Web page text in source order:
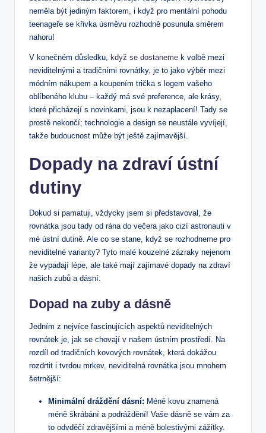
neměla být jediným faktorem, i když pro mentální pohodu
teenageře se křivka úsměvu rozhodně posunula směrem
nahoru!
V konečném důsledku, když se dostaneme k volbě mezi
neviditelnými a tradičními rovnátky, je to jako výběr mezi
módním nákupem a koupením trička s logem vašeho
oblíbeného klubu – každý má své preference, ale krásy,
které přicházejí s novinkami, jsou k nezaplacení! Tady se
prostě nekončí; technologie a design se neustále vyvíjejí,
takže budoucnost může být ještě zajímavější.
Dopady na zdraví ústní
dutiny
Dokud si pamatuji, vždycky jsem si představoval, že
rovnátka jsou tady od rána do večera jako cizí astronauti v
mé ústní dutině. Ale co se stane, když se rozhodneme pro
neviditelné varianty? Tyto malé kouzelné zázraky nejenom
že vypadají lépe, ale také mají zajímavé dopady na zdraví
našich zubů a dásní.
Dopad na zuby a dásně
Jedním z nejvíce fascinujících aspektů neviditelných
rovnátek je, jak se chovají v našem ústním prostředí. Na
rozdíl od tradičních kovových rovnátek, která dokážou
rozdrtit i tvrdou mrkev, neviditelná rovnátka jsou mnohem
šetrnější:
Minimální dráždění dásní: Méně kovu znamená
méně škrábání a podráždění! Vaše dásně se vám za
to odvděčí zdravějšími a méně bolestivými zážitky.